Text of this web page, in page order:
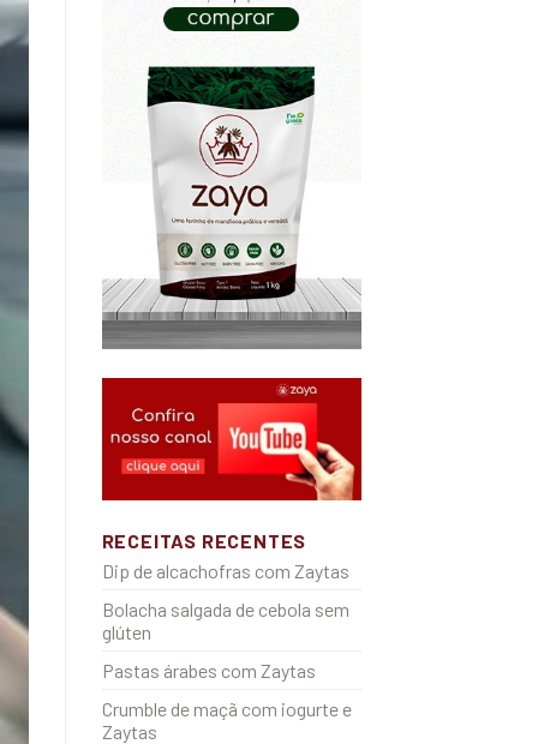
RECEITAS RECENTES
Dip de alcachofras com Zaytas
Bolacha salgada de cebola sem
glúten
Pastas árabes com Zaytas
Crumble de maçã com iogurte e
Zaytas